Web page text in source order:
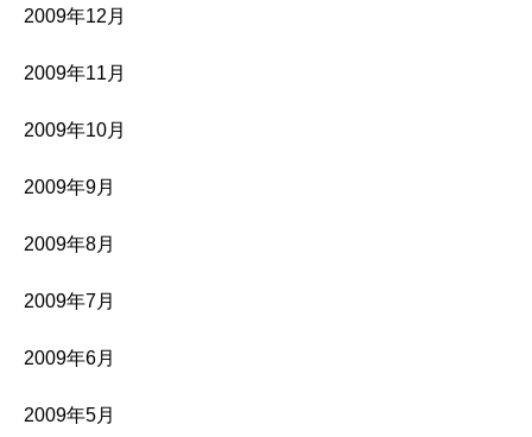
2009年12月
2009年11月
2009年10月
2009年9月
2009年8月
2009年7月
2009年6月
2009年5月